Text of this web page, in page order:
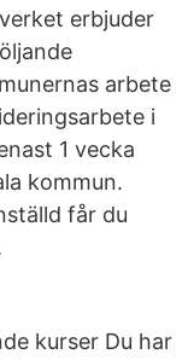
erbjuder
arbete
i
1 vecka
kommun.
får du
kurser Du har